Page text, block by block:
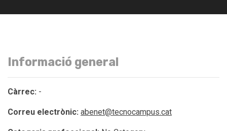
Informació general
Càrrec: -
Correu electrònic: abenet@tecnocampus.cat